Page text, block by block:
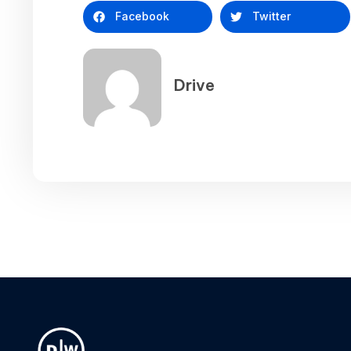
Facebook Twitter
Drive